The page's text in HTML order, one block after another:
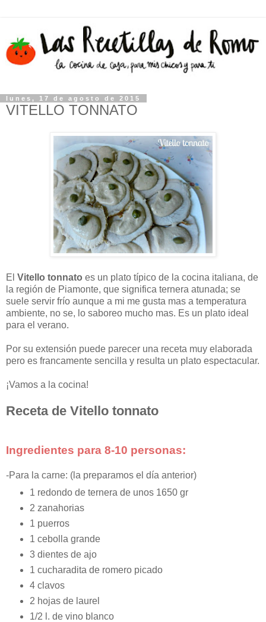
lunes, 17 de agosto de 2015
VITELLO TONNATO
El Vitello tonnato es un plato típico de la cocina italiana, de
la región de Piamonte, que significa ternera atunada; se
suele servir frío aunque a mi me gusta mas a temperatura
ambiente, no se, lo saboreo mucho mas. Es un plato ideal
para el verano.
Por su extensión puede parecer una receta muy elaborada
pero es francamente sencilla y resulta un plato espectacular.
¡Vamos a la cocina!
Receta de Vitello tonnato
Ingredientes para 8-10 personas:
-Para la carne: (la preparamos el día anterior)
1 redondo de ternera de unos 1650 gr
2 zanahorias
1 puerros
1 cebolla grande
3 dientes de ajo
1 cucharadita de romero picado
4 clavos
2 hojas de laurel
1/2 l. de vino blanco